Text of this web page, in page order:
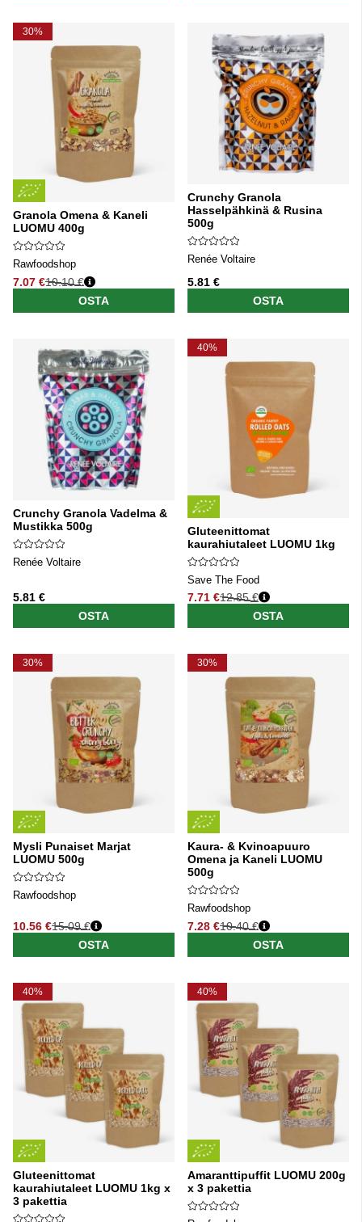
30%
Granola Omena & Kaneli
LUOMU 400g
Rawfoodshop
7.07 €
Normaali hinta
10.10 €
OSTA
Crunchy Granola
Hasselpähkinä & Rusina
500g
Renée Voltaire
5.81 €
OSTA
Crunchy Granola Vadelma &
Mustikka 500g
Renée Voltaire
5.81 €
OSTA
40%
Gluteenittomat
kaurahiutaleet LUOMU 1kg
Save The Food
7.71 €
Normaali hinta
12.85 €
OSTA
30%
Mysli Punaiset Marjat
LUOMU 500g
Rawfoodshop
10.56 €
Normaali hinta
15.09 €
OSTA
30%
Kaura- & Kvinoapuuro
Omena ja Kaneli LUOMU
500g
Rawfoodshop
7.28 €
Normaali hinta
10.40 €
OSTA
40%
Gluteenittomat
kaurahiutaleet LUOMU 1kg x
3 pakettia
40%
Amaranttipuffit LUOMU 200g
x 3 pakettia